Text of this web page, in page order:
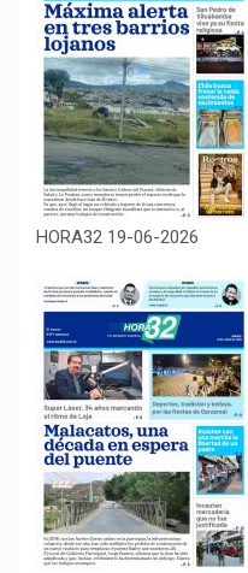
HORA32 19-06-2026